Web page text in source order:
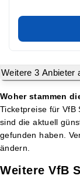
Weitere 3 Anbieter
Woher stammen
Ticketpreise für VfB
sind die aktuell
gefunden haben.
ändern.
Weitere VfB